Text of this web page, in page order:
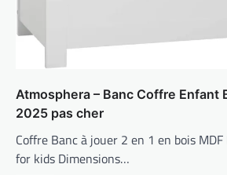
Atmosphera – Banc Coffre Enfant
2025 pas cher
Coffre Banc à jouer 2 en 1 en bois
for kids Dimensions…